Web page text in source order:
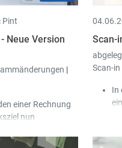
Pint
Neue Version
|
einer Rechnung
nun
ist.
Scan-
Scan-in
In